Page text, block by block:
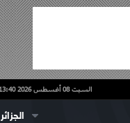
السبت 08 أغسطس 2026 13:40
الجزائر